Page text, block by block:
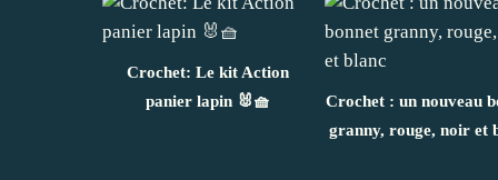
Crochet: Le kit Action
panier lapin 🐰🧺
Crochet : un nouveau
granny, rouge, noir et